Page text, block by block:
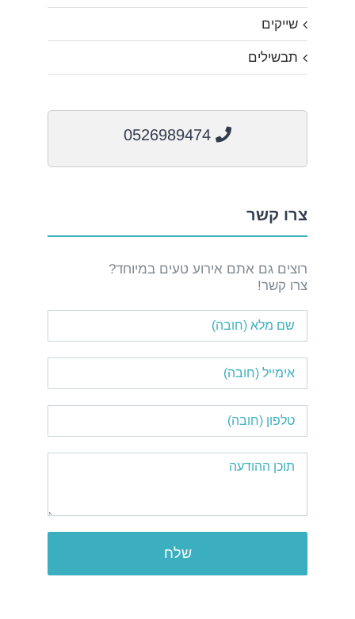
שייקים
תבשילים
צרו קשר
רוצים גם אתם אירוע טעים במיוחד?
צרו קשר!